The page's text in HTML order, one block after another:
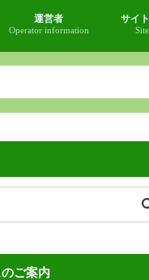
運営者
Operator information
サイ
ご案内